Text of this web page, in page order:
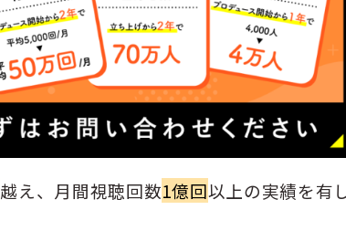
越え、月間視聴回数1億回以上の実績を有